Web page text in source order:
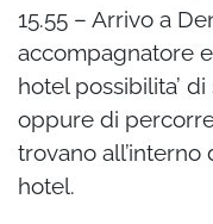
15.55 – Arrivo a
accompagnatore
hotel possibilita’ di
oppure di
trovano all’interno
hotel.